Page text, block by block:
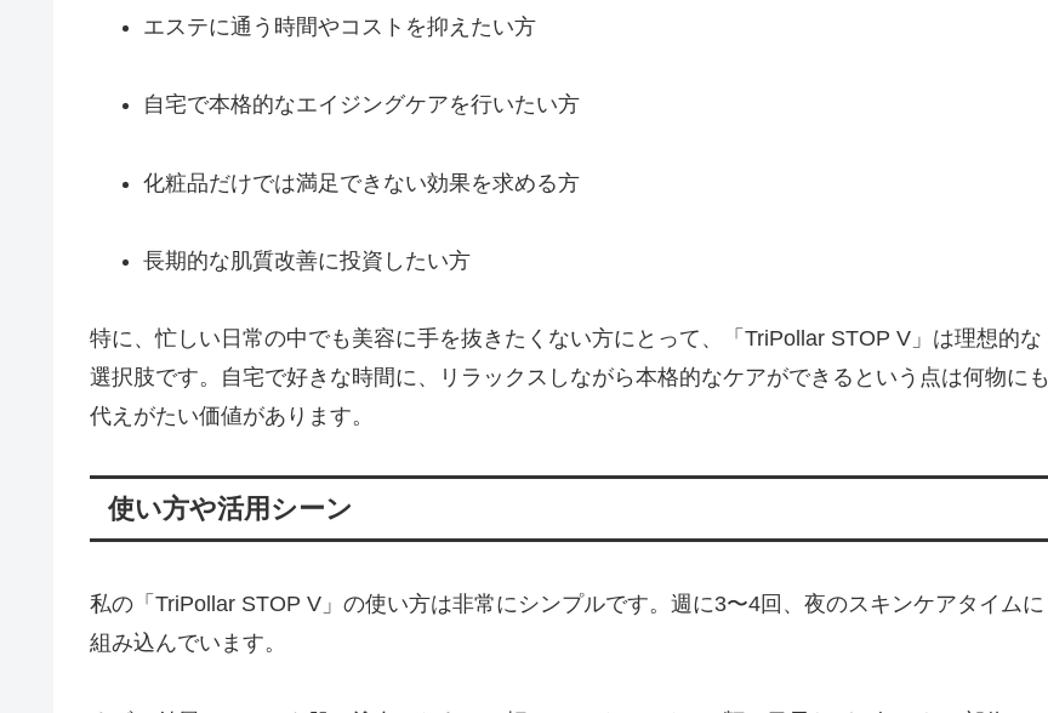
エステに通う時間やコストを抑えたい方
自宅で本格的なエイジングケアを行いたい方
化粧品だけでは満足できない効果を求める方
長期的な肌質改善に投資したい方
特に、忙しい日常の中でも美容に手を抜きたくない方にとって、「TriPollar STOP V」は理想的な
選択肢です。自宅で好きな時間に、リラックスしながら本格的なケアができるという点は何物にも
代えがたい価値があります。
使い方や活用シーン
私の「TriPollar STOP V」の使い方は非常にシンプルです。週に3〜4回、夜のスキンケアタイムに
組み込んでいます。